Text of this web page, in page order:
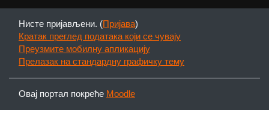
Нисте пријављени. (Пријава)
Кратак преглед података који се чувају
Преузмите мобилну апликацију
Прелазак на стандардну графичку тему
Овај портал покреће Moodle